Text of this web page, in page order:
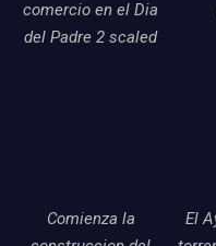
comercio en el Dia
del Padre 2 scaled
Comienza la
El